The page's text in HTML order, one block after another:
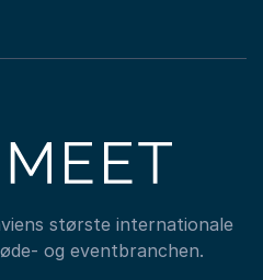
største internationale
og eventbranchen.